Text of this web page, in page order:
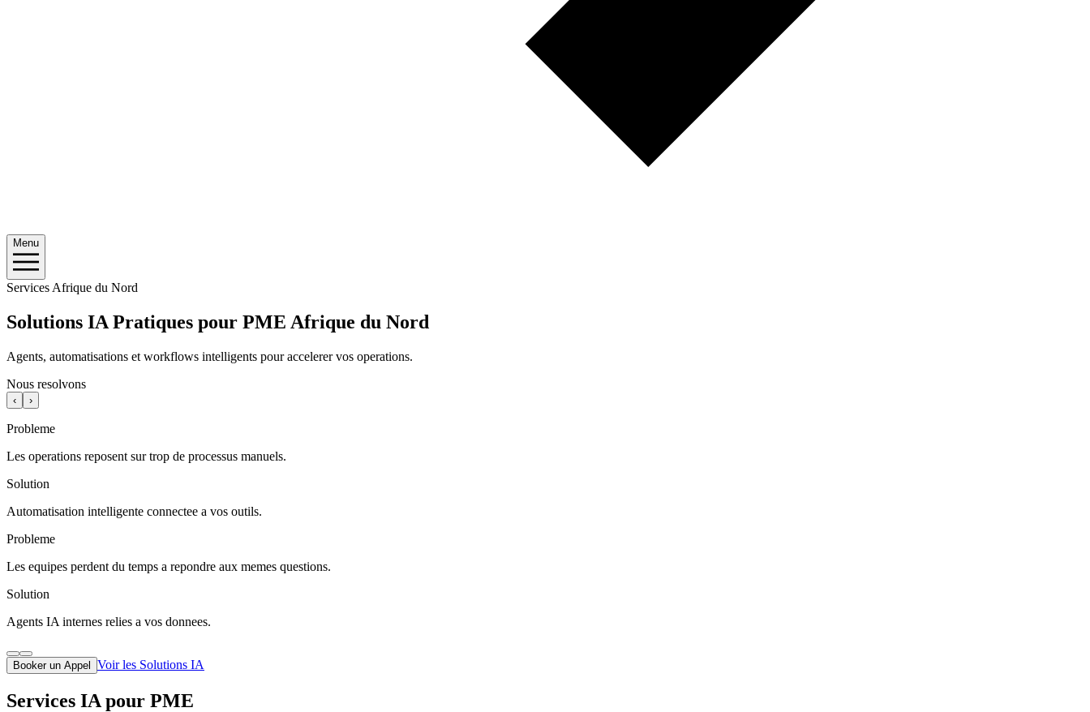
Menu
Services Afrique du Nord
Solutions IA Pratiques pour PME Afrique du Nord
Agents, automatisations et workflows intelligents pour accelerer vos operations.
Nous resolvons
‹ ›
Probleme
Les operations reposent sur trop de processus manuels.
Solution
Automatisation intelligente connectee a vos outils.
Probleme
Les equipes perdent du temps a repondre aux memes questions.
Solution
Agents IA internes relies a vos donnees.
Booker un Appel Voir les Solutions IA
Services IA pour PME